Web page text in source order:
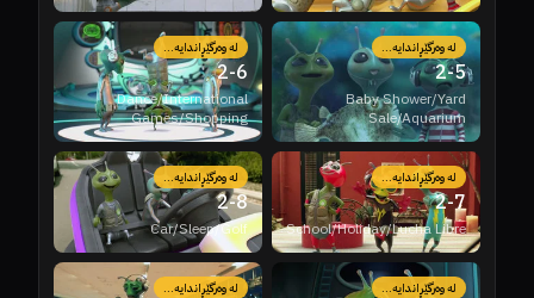
لە وەرگێڕاندایە...
2-5
Baby Shower/Yard
Sale/Aquarium
لە وەرگێڕاندایە...
2-6
Dance/International
Games/Shopping
لە وەرگێڕاندایە...
2-7
School/Holiday/Lucha Libre
لە وەرگێڕاندایە...
2-8
Car/Sleep/Golf
لە وەرگێڕاندایە... لە وەرگێڕاندایە...